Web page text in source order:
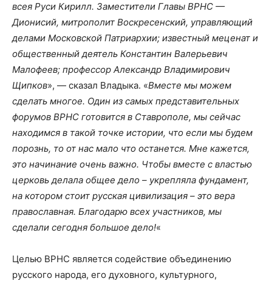
всея Руси Кирилл. Заместители Главы ВРНС —
Дионисий, митрополит Воскресенский, управляющий
делами Московской Патриархии; известный меценат и
общественный деятель Константин Валерьевич
Малофеев; профессор Александр Владимирович
Щипков», — сказал Владыка. «Вместе мы можем
сделать многое. Один из самых представительных
форумов ВРНС готовится в Ставрополе, мы сейчас
находимся в такой точке истории, что если мы будем
порознь, то от нас мало что останется. Мне кажется,
это начинание очень важно. Чтобы вместе с властью
церковь делала общее дело – укрепляла фундамент,
на котором стоит русская цивилизация – это вера
православная. Благодарю всех участников, мы
сделали сегодня большое дело!«
Целью ВРНС является содействие объединению
русского народа, его духовного, культурного,